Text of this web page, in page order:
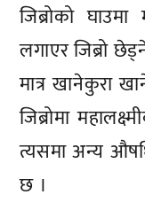
जिब्रोको
लगाएर जिब्रो
मात्र खानेकुरा
जिब्रोमा
त्यसमा अन्य
छ ।